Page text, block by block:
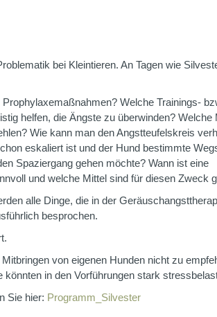
bei Kleintieren. An Tagen wie
Welche Trainings-
helfen, die Ängste zu überwinden? Welche
Wie kann man den Angstteufelskreis
eskaliert ist und der Hund bestimmte
Spaziergang gehen möchte? Wann ist eine
und welche Mittel sind für diesen Zweck
alle Dinge, die in der
besprochen.
von eigenen Hunden nicht zu
in den Vorführungen stark
Sie hier: Programm_Silvester